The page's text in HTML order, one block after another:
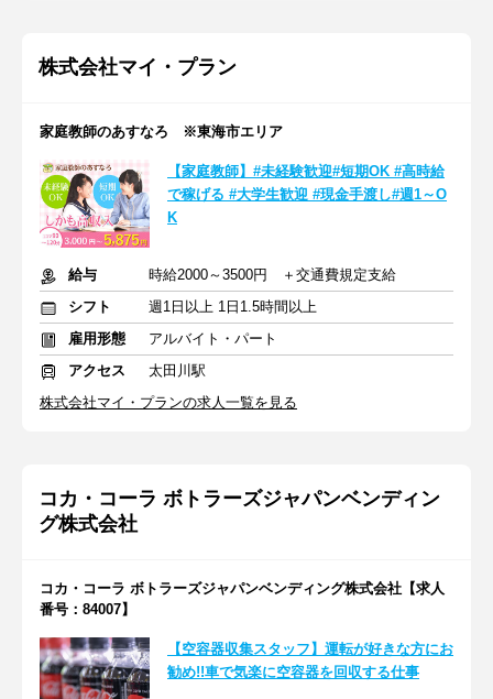
株式会社マイ・プラン
家庭教師のあすなろ ※東海市エリア
【家庭教師】#未経験歓迎#短期OK #高時給
で稼げる #大学生歓迎 #現金手渡し#週1～O
K
給与
時給2000～3500円 ＋交通費規定支給
シフト
週1日以上 1日1.5時間以上
雇用形態
アルバイト・パート
アクセス
太田川駅
株式会社マイ・プランの求人一覧を見る
コカ・コーラ ボトラーズジャパンベンディン
グ株式会社
コカ・コーラ ボトラーズジャパンベンディング株式会社【求人
番号：84007】
【空容器収集スタッフ】運転が好きな方にお
勧め!!車で気楽に空容器を回収する仕事